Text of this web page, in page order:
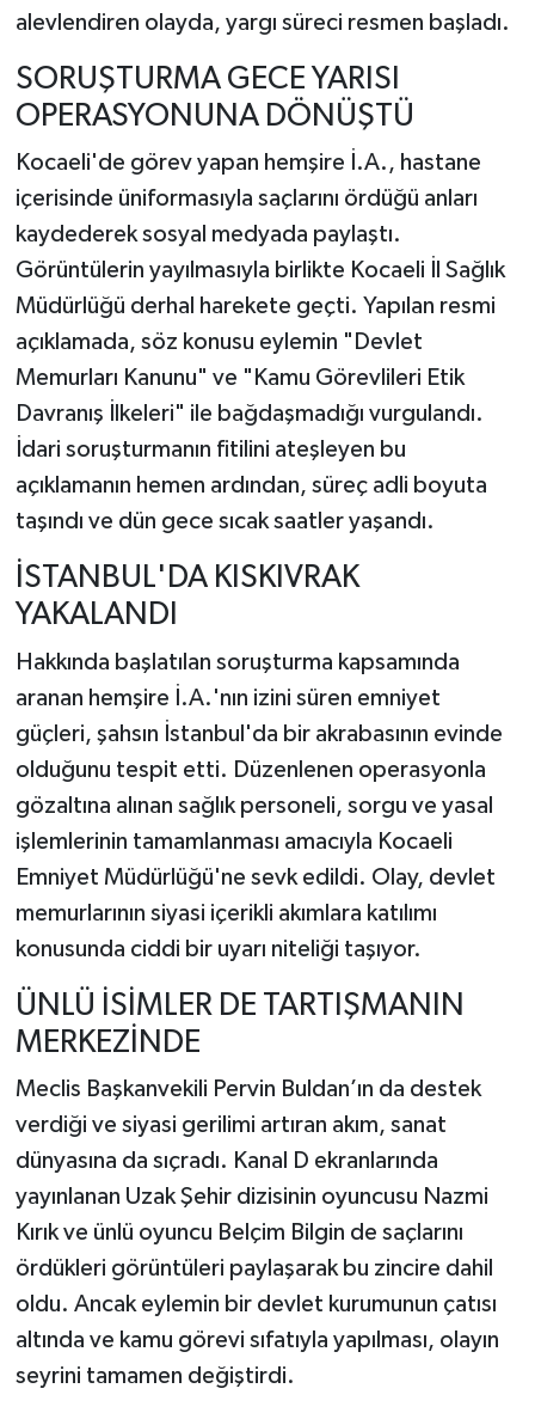
alevlendiren olayda, yargı süreci resmen başladı.
SORUŞTURMA GECE YARISI
OPERASYONUNA DÖNÜŞTÜ
Kocaeli'de görev yapan hemşire İ.A., hastane
içerisinde üniformasıyla saçlarını ördüğü anları
kaydederek sosyal medyada paylaştı.
Görüntülerin yayılmasıyla birlikte Kocaeli İl Sağlık
Müdürlüğü derhal harekete geçti. Yapılan resmi
açıklamada, söz konusu eylemin "Devlet
Memurları Kanunu" ve "Kamu Görevlileri Etik
Davranış İlkeleri" ile bağdaşmadığı vurgulandı.
İdari soruşturmanın fitilini ateşleyen bu
açıklamanın hemen ardından, süreç adli boyuta
taşındı ve dün gece sıcak saatler yaşandı.
İSTANBUL'DA KISKIVRAK
YAKALANDI
Hakkında başlatılan soruşturma kapsamında
aranan hemşire İ.A.'nın izini süren emniyet
güçleri, şahsın İstanbul'da bir akrabasının evinde
olduğunu tespit etti. Düzenlenen operasyonla
gözaltına alınan sağlık personeli, sorgu ve yasal
işlemlerinin tamamlanması amacıyla Kocaeli
Emniyet Müdürlüğü'ne sevk edildi. Olay, devlet
memurlarının siyasi içerikli akımlara katılımı
konusunda ciddi bir uyarı niteliği taşıyor.
ÜNLÜ İSİMLER DE TARTIŞMANIN
MERKEZİNDE
Meclis Başkanvekili Pervin Buldan’ın da destek
verdiği ve siyasi gerilimi artıran akım, sanat
dünyasına da sıçradı. Kanal D ekranlarında
yayınlanan Uzak Şehir dizisinin oyuncusu Nazmi
Kırık ve ünlü oyuncu Belçim Bilgin de saçlarını
ördükleri görüntüleri paylaşarak bu zincire dahil
oldu. Ancak eylemin bir devlet kurumunun çatısı
altında ve kamu görevi sıfatıyla yapılması, olayın
seyrini tamamen değiştirdi.